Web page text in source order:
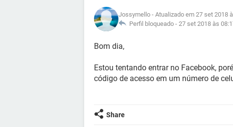
Jossymello - Atualizado em 27 set 2018
Perfil bloqueado - 27 set 2018 às
Bom dia,
Estou tentando entrar no Facebook,
código de acesso em um número de
Share